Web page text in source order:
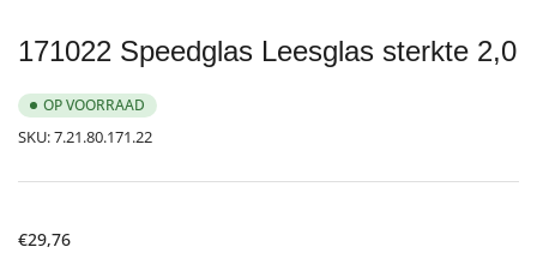
171022 Speedglas Leesglas sterkte 2,0
OP VOORRAAD
SKU:7.21.80.171.22
Normale
€29,76